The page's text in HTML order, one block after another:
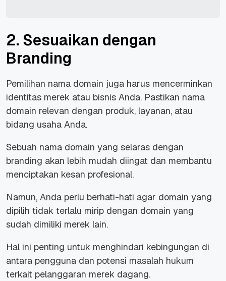
2. Sesuaikan dengan
Branding
Pemilihan nama domain juga harus mencerminkan
identitas merek atau bisnis Anda. Pastikan nama
domain relevan dengan produk, layanan, atau
bidang usaha Anda.
Sebuah nama domain yang selaras dengan
branding akan lebih mudah diingat dan membantu
menciptakan kesan profesional.
Namun, Anda perlu berhati-hati agar domain yang
dipilih tidak terlalu mirip dengan domain yang
sudah dimiliki merek lain.
Hal ini penting untuk menghindari kebingungan di
antara pengguna dan potensi masalah hukum
terkait pelanggaran merek dagang.